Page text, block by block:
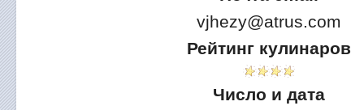
vjhezy@atrus.com
Рейтинг кулинаров
Число и дата